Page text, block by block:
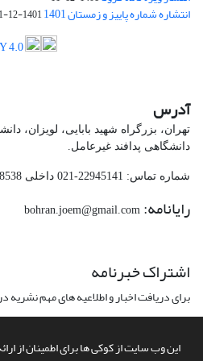
این وب سایت از کوکی ها برای اطمینان از
انتشاره شماره پاییز و زمستان 1401 1401-12-11
4.0
آدرس
تهران، بزرگراه شهید بابایی، لویزان،
دانشگاهی پدافند غیرعامل.
شماره تماس: 22945141-021 داخلی 38538
رایانامه:
اشتراک خبرنامه
برای دریافت اخبار و اطلاعیه های مهم